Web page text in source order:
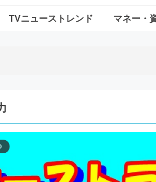
TVニューストレンド マネー・